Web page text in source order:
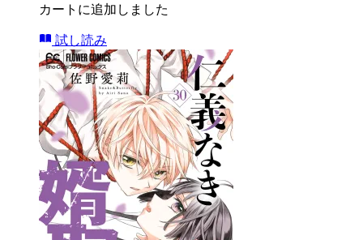
カートに追加しました
試し読み